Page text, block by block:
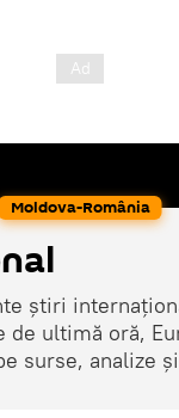
Moldova-România
știri
ultimă oră,
surse, analize